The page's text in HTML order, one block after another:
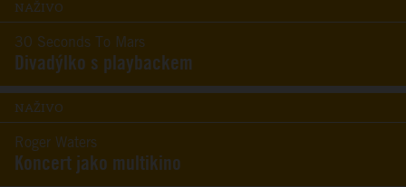
NAŽIVO
30 Seconds To Mars
Divadýlko s playbackem
NAŽIVO
Roger Waters
Koncert jako multikino